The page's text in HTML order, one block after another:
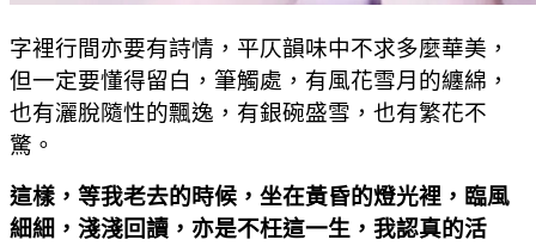
字裡行間亦要有詩情，平仄韻味中不求多麼華美，
但一定要懂得留白，筆觸處，有風花雪月的纏綿，
也有灑脫隨性的飄逸，有銀碗盛雪，也有繁花不
驚。
這樣，等我老去的時候，坐在黃昏的燈光裡，臨風
細細，淺淺回讀，亦是不枉這一生，我認真的活